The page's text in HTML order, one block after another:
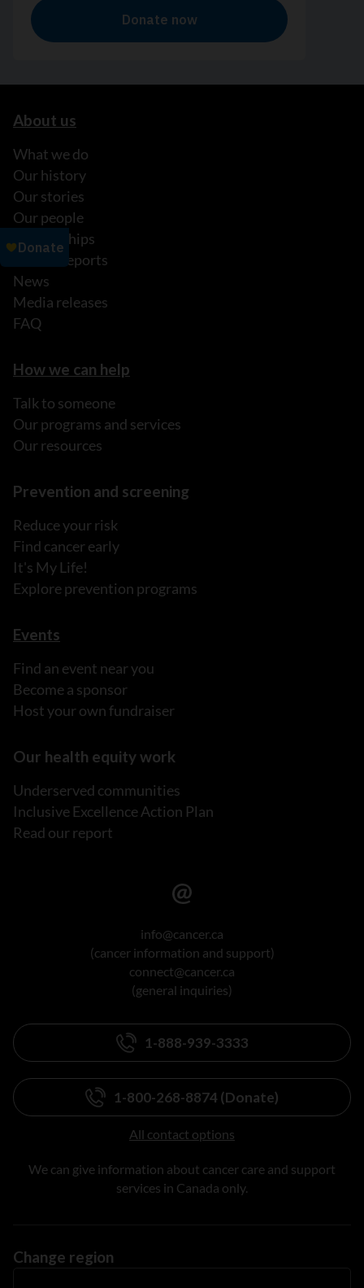
About us
What we do
Our history
Our stories
Our people
Partnerships
Annual reports
News
Media releases
FAQ
How we can help
Talk to someone
Our programs and services
Our resources
Prevention and screening
Reduce your risk
Find cancer early
It's My Life!
Explore prevention programs
Events
Find an event near you
Become a sponsor
Host your own fundraiser
Our health equity work
Underserved communities
Inclusive Excellence Action Plan
Read our report
info@cancer.ca
(cancer information and support)
connect@cancer.ca
(general inquiries)
1-888-939-3333
1-800-268-8874 (Donate)
All contact options
We can give information about cancer care and support
services in Canada only.
Change region